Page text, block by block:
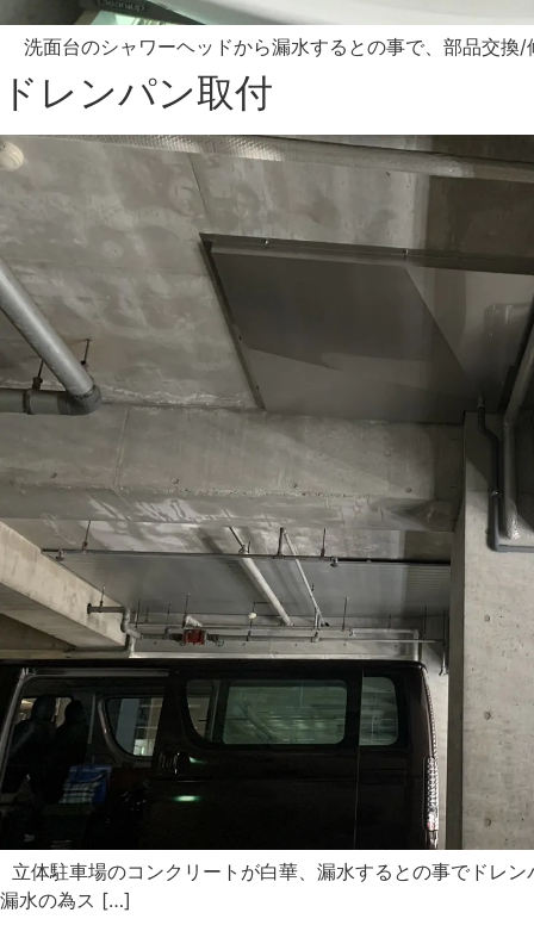
洗面台のシャワーヘッドから漏水するとの事で、部品交
ドレンパン取付
立体駐車場のコンクリートが白華、漏水するとの事でドレ
漏水の為ス […]